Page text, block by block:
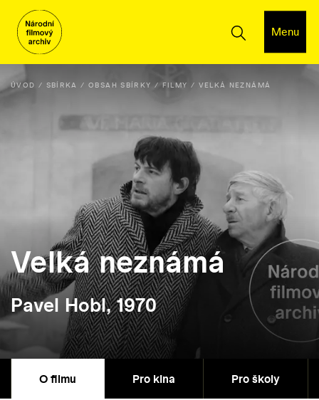
Menu
ÚVOD SBÍRKA OBSAH SBÍRKY FILMY VELKÁ NEZNÁMÁ
Velká neznámá
Pavel Hobl, 1970
O filmu Pro kina Pro školy